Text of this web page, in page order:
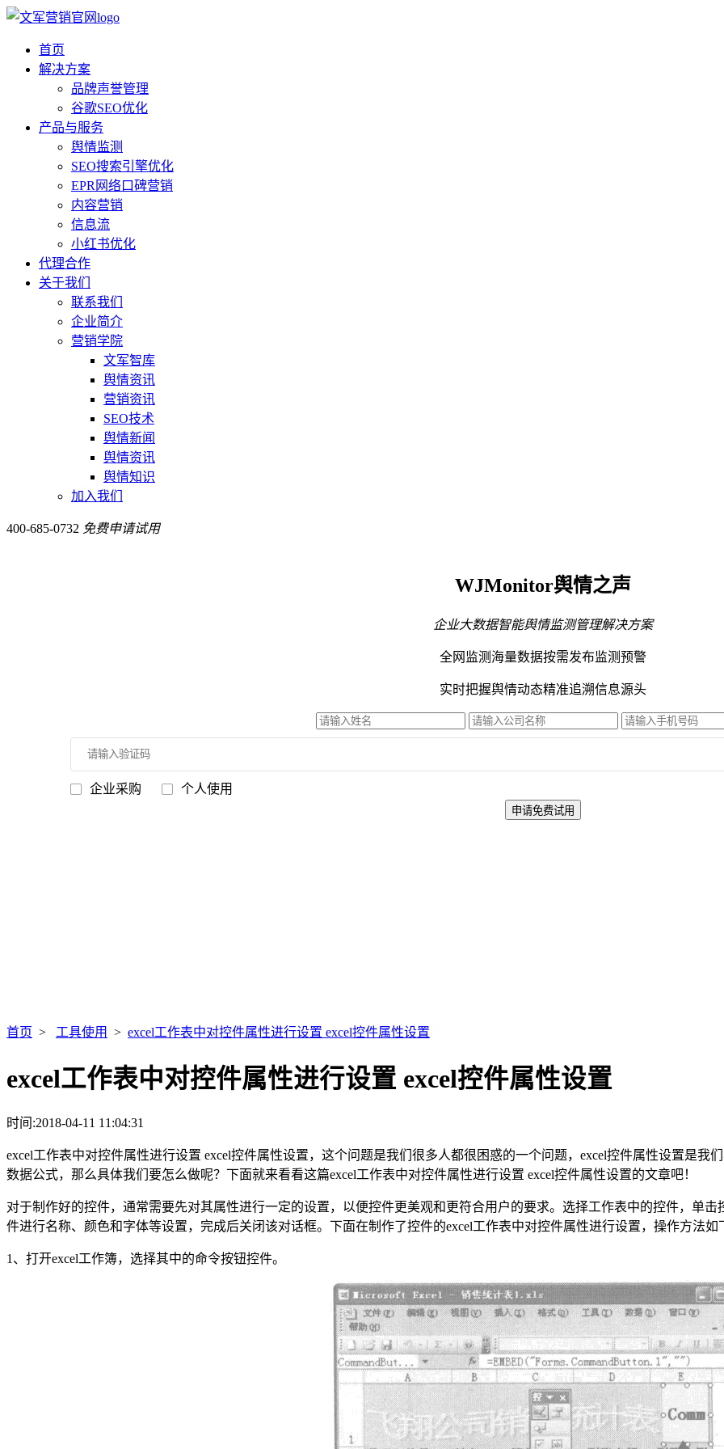
首页
解决方案
品牌声誉管理
谷歌SEO优化
产品与服务
舆情监测
SEO搜索引擎优化
EPR网络口碑营销
内容营销
信息流
小红书优化
代理合作
关于我们
联系我们
企业简介
营销学院
文军智库
舆情资讯
营销资讯
SEO技术
舆情新闻
舆情资讯
舆情知识
加入我们
400-685-0732 免费申请试用
WJMonitor舆情之声
企业大数据智能舆情监测管理解决方案
全网监测海量数据按需发布监测预警
实时把握舆情动态精准追溯信息源头
企业采购 个人使用
首页 > 工具使用 > excel工作表中对控件属性进行设置 excel控件属性设置
excel工作表中对控件属性进行设置 excel控件属性设置
时间:2018-04-11 11:04:31
excel工作表中对控件属性进行设置 excel控件属性设置，这个问题是我们很多人都很困惑的一个问题，excel控件属性设置是
数据公式，那么具体我们要怎么做呢？下面就来看看这篇excel工作表中对控件属性进行设置 excel控件属性设置的文章吧！
对于制作好的控件，通常需要先对其属性进行一定的设置，以便控件更美观和更符合用户的要求。选择工作表中的控件，单
件进行名称、颜色和字体等设置，完成后关闭该对话框。下面在制作了控件的excel工作表中对控件属性进行设置，操作方法如
1、打开excel工作簿，选择其中的命令按钮控件。